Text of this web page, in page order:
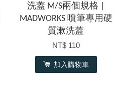
洗蓋 M/S兩個規格 |
MADWORKS 噴筆專用硬
質漱洗蓋
NT$ 110
加入購物車